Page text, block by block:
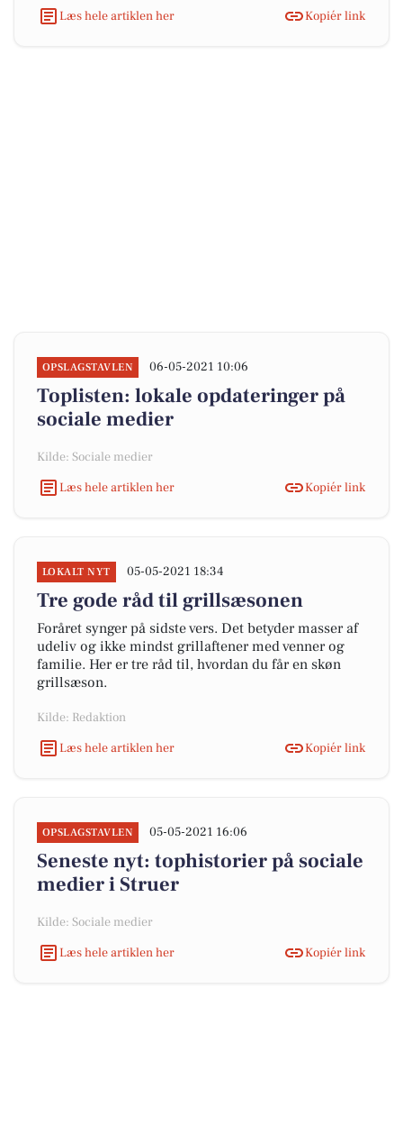
Læs hele artiklen her
Kopiér link
OPSLAGSTAVLEN 06-05-2021 10:06
Toplisten: lokale opdateringer på
sociale medier
Kilde: Sociale medier
Læs hele artiklen her
Kopiér link
LOKALT NYT 05-05-2021 18:34
Tre gode råd til grillsæsonen
Foråret synger på sidste vers. Det betyder masser af
udeliv og ikke mindst grillaftener med venner og
familie. Her er tre råd til, hvordan du får en skøn
grillsæson.
Kilde: Redaktion
Læs hele artiklen her
Kopiér link
OPSLAGSTAVLEN 05-05-2021 16:06
Seneste nyt: tophistorier på sociale
medier i Struer
Kilde: Sociale medier
Læs hele artiklen her
Kopiér link